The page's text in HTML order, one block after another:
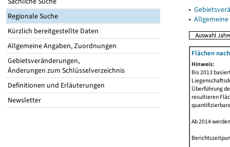
Regionale Suche
Kürzlich bereitgestellte Daten
Allgemeine Angaben, Zuordnungen
Gebietsveränderungen,
Änderungen zum Schlüsselverzeichnis
Definitionen und Erläuterungen
Newsletter
▸
▸
Flächen
Hinweis:
Bis 2013
Überführung
resultieren
Ab 2014